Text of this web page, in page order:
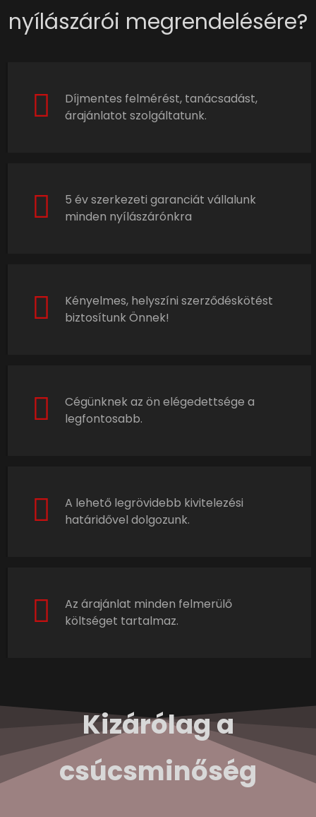
nyílászárói megrendelésére?
Díjmentes felmérést, tanácsadást,
árajánlatot szolgáltatunk.
5 év szerkezeti garanciát vállalunk
minden nyílászárónkra
Kényelmes, helyszíni szerződéskötést
biztosítunk Önnek!
Cégünknek az ön elégedettsége a
legfontosabb.
A lehető legrövidebb kivitelezési
határidővel dolgozunk.
Az árajánlat minden felmerülő
költséget tartalmaz.
Kizárólag a
csúcsminőség